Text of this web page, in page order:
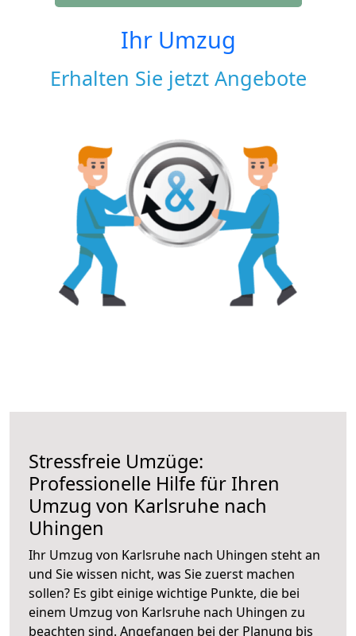
Ihr Umzug
Erhalten Sie jetzt Angebote
Stressfreie Umzüge:
Professionelle Hilfe für Ihren
Umzug von Karlsruhe nach
Uhingen
Ihr Umzug von Karlsruhe nach Uhingen steht an
und Sie wissen nicht, was Sie zuerst machen
sollen? Es gibt einige wichtige Punkte, die bei
einem Umzug von Karlsruhe nach Uhingen zu
beachten sind. Angefangen bei der Planung bis